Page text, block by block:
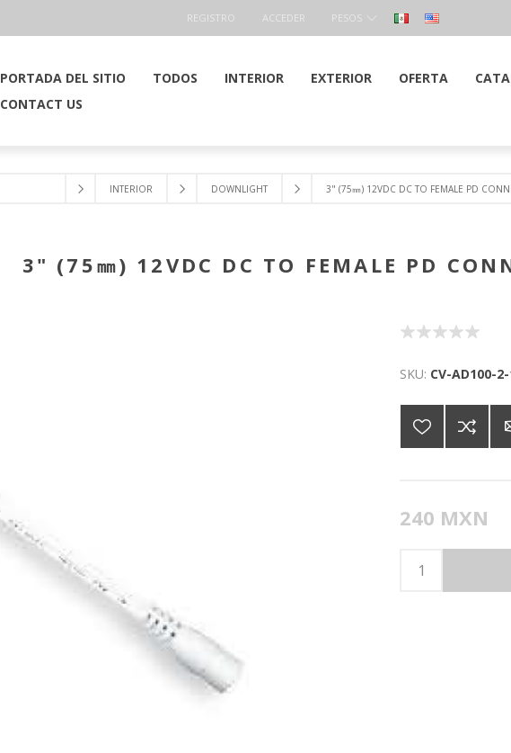
REGISTRO ACCEDER PESOS
PORTADA DEL SITIO TODOS INTERIOR EXTERIOR OFERTA
CONTACT US
INTERIOR DOWNLIGHT 3" (75㎜) 12VDC DC TO FEMALE PD
3" (75㎜) 12VDC DC TO FEMALE PD
SKU: CV-AD100-
240 MXN